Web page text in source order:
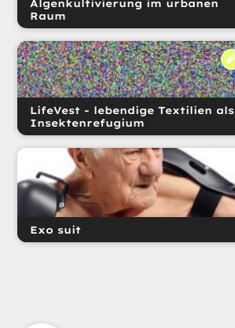
Algenkultivierung im urbanen
Raum
LifeVest - lebendige Textilien als
Insektenrefugium
Exo suit